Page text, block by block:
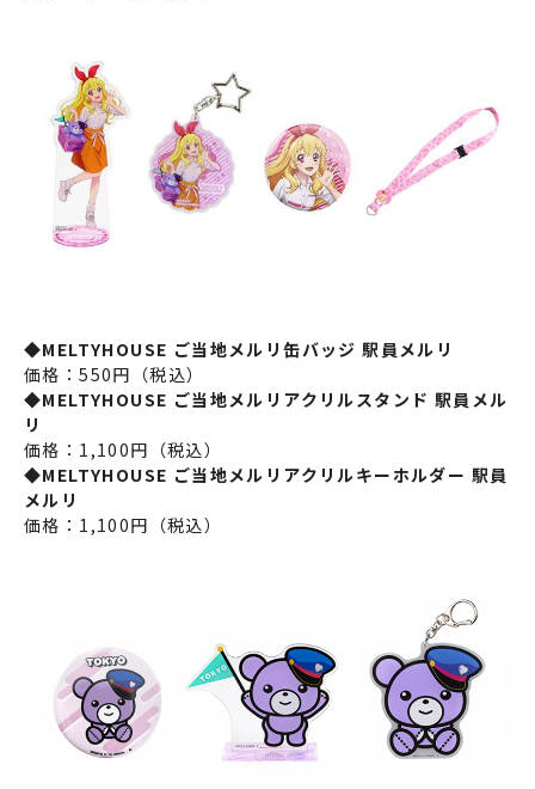
◆MELTYHOUSE ご当地メルリ缶バッジ 駅員メルリ
価格：550円（税込）
◆MELTYHOUSE ご当地メルリアクリルスタンド 駅員メル
リ
価格：1,100円（税込）
◆MELTYHOUSE ご当地メルリアクリルキーホルダー 駅員
メルリ
価格：1,100円（税込）